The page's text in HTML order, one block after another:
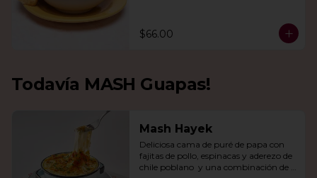
$66.00
Todavía MASH Guapas!
Mash Hayek
Deliciosa cama de puré de papa con
fajitas de pollo, espinacas y aderezo de
chile poblano  y una combinación de